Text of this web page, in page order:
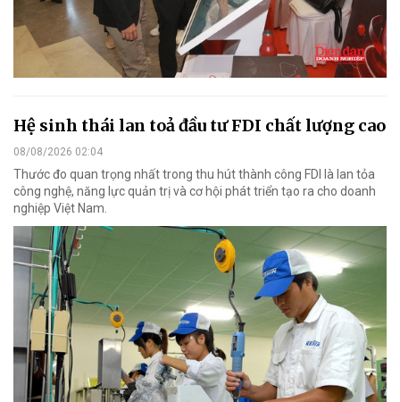
Hệ sinh thái lan toả đầu tư FDI chất lượng cao
08/08/2026 02:04
Thước đo quan trọng nhất trong thu hút thành công FDI là lan tỏa
công nghệ, năng lực quản trị và cơ hội phát triển tạo ra cho doanh
nghiệp Việt Nam.